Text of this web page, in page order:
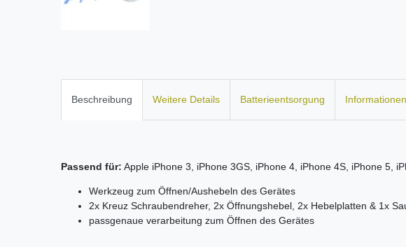
Beschreibung Weitere Details Batterieentsorgung
Passend für: Apple iPhone 3, iPhone 3GS, iPhone 4, iPhone 4S, iPhone 5,
Werkzeug zum Öffnen/Aushebeln des Gerätes
2x Kreuz Schraubendreher, 2x Öffnungshebel, 2x Hebelplatten & 1x
passgenaue verarbeitung zum Öffnen des Gerätes